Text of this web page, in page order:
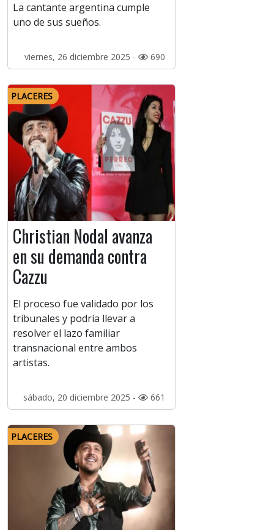
La cantante argentina cumple
uno de sus sueños.
viernes, 26 diciembre 2025 - 690
PLACERES
Christian Nodal avanza
en su demanda contra
Cazzu
El proceso fue validado por los
tribunales y podría llevar a
resolver el lazo familiar
transnacional entre ambos
artistas.
sábado, 20 diciembre 2025 - 661
PLACERES